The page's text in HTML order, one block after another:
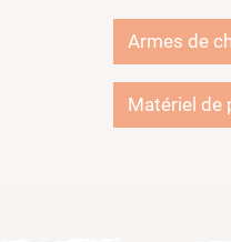
Armes de
Matériel de